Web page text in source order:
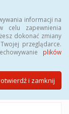
informacji na
celu zapewnienia
dokonać zmiany
przeglądarce.
plików
i zamknij